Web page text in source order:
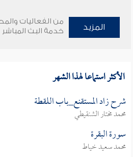
المزيد
من الفعاليات
خدمة البث المباشر
الأكثر استماعا لهذا الشهر
شرح زاد المستقنع_باب اللقطة
محمد مختار الشنقيطي
سورة البقرة
محمد سعيد خياط